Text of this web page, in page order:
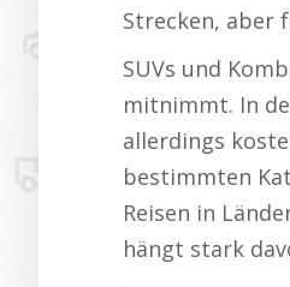
Strecken, aber
SUVs und
mitnimmt. In
allerdings
bestimmten
Reisen in
hängt stark